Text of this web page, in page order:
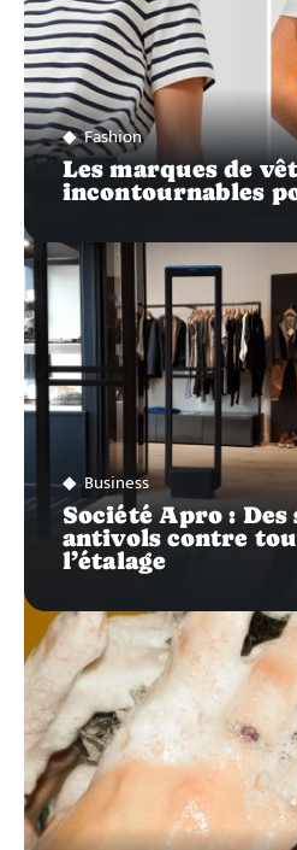
Fashion
Les marques de
incontournables
Business
Société Apro : Des
antivols contre
l’étalage